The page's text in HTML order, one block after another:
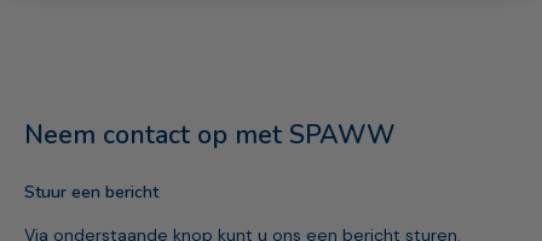
Neem contact op met SPAWW
Stuur een bericht
Via onderstaande knop kunt u ons een bericht sturen.